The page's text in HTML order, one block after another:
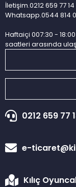
İletişim.0212 659 77 14
Whatsapp.0544 814
Haftaiçi 007:30 -
saatleri arasında
0212 659 77
e-
Kılıç